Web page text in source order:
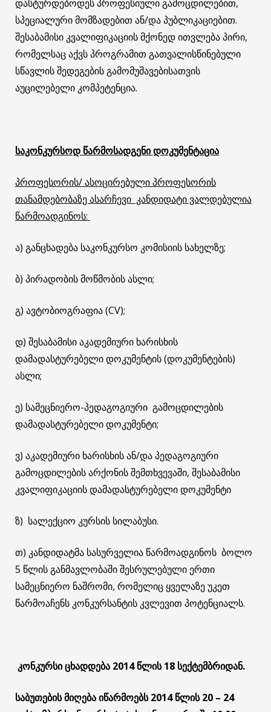
დასტურდებოდეს პროფესიული გამოცდილებით,
სპეციალური მომზადებით ან/და პუბლიკაციებით.
შესაბამისი კვალიფიკაციის მქონედ ითვლება პირი,
რომელსაც აქვს პროგრამით გათვალისწინებული
სწავლის შედეგების გამომუშავებისათვის
აუცილებელი კომპეტენცია.
საკონკურსოდ წარმოსადგენიდოკუმენტაცია
პროფესორის/ ასოცირებული პროფესორის
თანამდებობაზე ასარჩევი კანდიდატი ვალდებულია
წარმოადგინოს:
ა) განცხადება საკონკურსო კომისიის სახელზე;
ბ) პირადობის მოწმობის ასლი;
გ) ავტობიოგრაფია (CV);
დ) შესაბამისი აკადემიური ხარისხის
დამადასტურებელი დოკუმენტის (დოკუმენტების)
ასლი;
ე) სამეცნიერო-პედაგოგიური გამოცდილების
დამადასტურებელი დოკუმენტი;
ვ) აკადემიური ხარისხის ან/და პედაგოგიური
გამოცდილების არქონის შემთხვევაში, შესაბამისი
კვალიფიკაციის დამადასტურებელი დოკუმენტი
ზ) სალექციო კურსის სილაბუსი.
თ) კანდიდატმა სასურველია წარმოადგინოს ბოლო
5 წლის განმავლობაში შესრულებული ერთი
სამეცნიერო ნაშრომი, რომელიც ყველაზე უკეთ
წარმოაჩენს კონკურსანტის კვლევით პოტენციალს.
კონკურსიცხადდება 2014 წლის 18 სექტემბრიდან.
საბუთებისმიღებაიწარმოებს2014 წლის 20 – 24